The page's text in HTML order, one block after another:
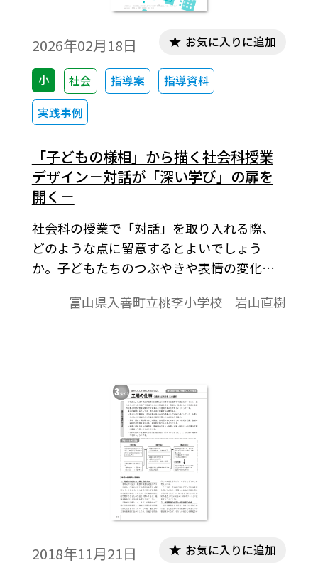
2026年02月18日
小 社会 指導案
指導資料
実践事例
お気に入りに追加
「子どもの様相」から描く社会科授業
デザイン－対話が「深い学び」の扉を
開く－
社会科の授業で「対話」を取り入れる際、
どのような点に留意するとよいでしょう
か。子どもたちのつぶやきや表情の変化
「深い学び」へとつなげていく実践を紹介
富山県入善町立桃李小学校 岩山直樹
2018年11月21日 お気に入りに追加